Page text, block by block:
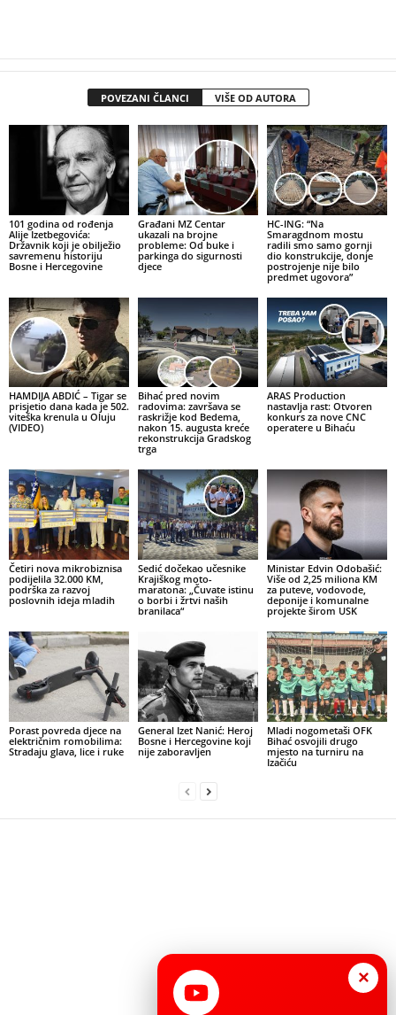
POVEZANI ČLANCI VIŠE OD AUTORA
101 godina od rođenja
Alije Izetbegovića:
Državnik koji je obilježio
savremenu historiju
Bosne i Hercegovine
Građani MZ Centar
ukazali na brojne
probleme: Od buke i
parkinga do sigurnosti
djece
HC-ING: “Na
Smaragdnom mostu
radili smo samo gornji
dio konstrukcije, donje
postrojenje nije bilo
predmet ugovora”
HAMDIJA ABDIĆ – Tigar se
prisjetio dana kada je 502.
viteška krenula u Oluju
(VIDEO)
Bihać pred novim
radovima: završava se
raskrižje kod Bedema,
nakon 15. augusta kreće
rekonstrukcija Gradskog
trga
ARAS Production
nastavlja rast: Otvoren
konkurs za nove CNC
operatere u Bihaću
Četiri nova mikrobiznisa
podijelila 32.000 KM,
podrška za razvoj
poslovnih ideja mladih
Sedić dočekao učesnike
Krajiškog moto-
maratona: „Čuvate istinu
o borbi i žrtvi naših
branilaca“
Ministar Edvin Odobašić:
Više od 2,25 miliona KM
za puteve, vodovode,
deponije i komunalne
projekte širom USK
Porast povreda djece na
električnim romobilima:
Stradaju glava, lice i ruke
General Izet Nanić: Heroj
Bosne i Hercegovine koji
nije zaboravljen
Mladi nogometaši OFK
Bihać osvojili drugo
mjesto na turniru na
Izačiću
×